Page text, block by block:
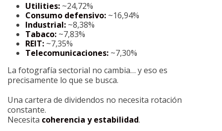
Utilities: ~24,72%
Consumo defensivo: ~16,94%
Industrial: ~8,38%
Tabaco: ~7,83%
REIT: ~7,35%
Telecomunicaciones: ~7,30%
La fotografía sectorial no cambia… y eso es
precisamente lo que se busca.
Una cartera de dividendos no necesita rotación
constante.
Necesita coherencia y estabilidad.